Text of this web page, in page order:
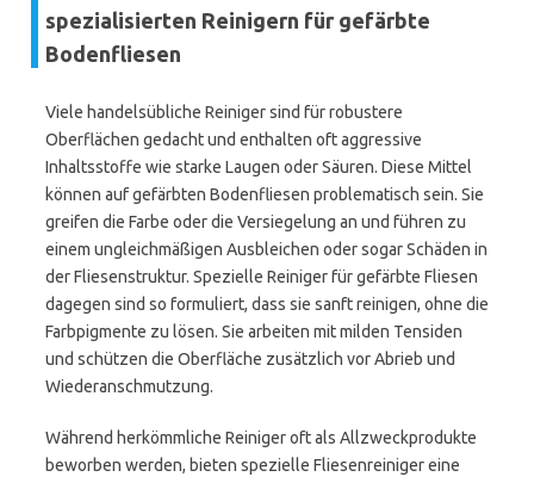
spezialisierten Reinigern für gefärbte
Bodenfliesen
Viele handelsübliche Reiniger sind für robustere
Oberflächen gedacht und enthalten oft aggressive
Inhaltsstoffe wie starke Laugen oder Säuren. Diese Mittel
können auf gefärbten Bodenfliesen problematisch sein. Sie
greifen die Farbe oder die Versiegelung an und führen zu
einem ungleichmäßigen Ausbleichen oder sogar Schäden in
der Fliesenstruktur. Spezielle Reiniger für gefärbte Fliesen
dagegen sind so formuliert, dass sie sanft reinigen, ohne die
Farbpigmente zu lösen. Sie arbeiten mit milden Tensiden
und schützen die Oberfläche zusätzlich vor Abrieb und
Wiederanschmutzung.
Während herkömmliche Reiniger oft als Allzweckprodukte
beworben werden, bieten spezielle Fliesenreiniger eine